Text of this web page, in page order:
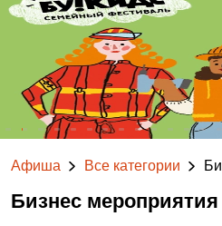
Афиша Все категории
Бизнес